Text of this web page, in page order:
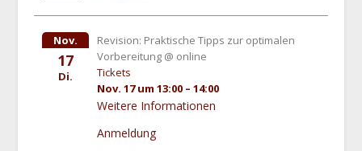
Nov.
17
Di.
Revision: Praktische Tipps zur optimalen
Vorbereitung @ online
Tickets
Nov. 17 um 13:00 – 14:00
Weitere Informationen
Anmeldung